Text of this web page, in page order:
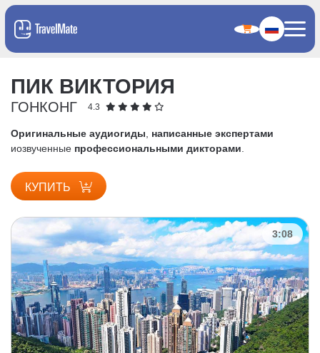
ПИК ВИКТОРИЯ
ГОНКОНГ 4.3
Оригинальные аудиогиды
написанные экспертами
иозвученные профессиональными дикторами
КУПИТЬ
3:08